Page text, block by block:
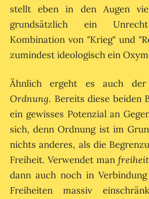
stellt eben in den Augen
grundsätzlich ein
Kombination von "Krieg" und
zumindest ideologisch ein
Ähnlich ergeht es auch der
Ordnung. Bereits diese beiden
ein gewisses Potenzial an
sich, denn Ordnung ist im
nichts anderes, als die
Freiheit. Verwendet man
dann auch noch in
Freiheiten massiv